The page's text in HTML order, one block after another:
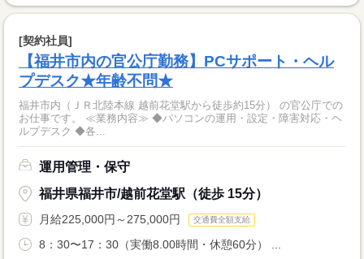
[契約社員]
【福井市内の官公庁勤務】PCサポート・ヘル
プデスク★年齢不問★
福井市内（ＪＲ北陸本線 越前花堂駅から徒歩約15分） の官公庁での
お仕事です。 ≪業務内容≫ ◆パソコンの運用・設定・障害対応・ヘ
ルプデスク ◆各...
運用管理・保守
福井県福井市/越前花堂駅（徒歩 15分）
月給225,000円～275,000円 交通費全額支給
8：30〜17：30（実働8.00時間・休憩60分） ...